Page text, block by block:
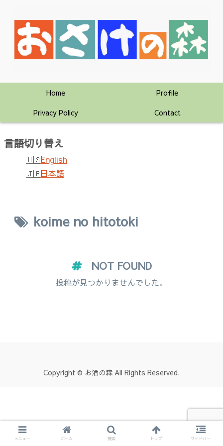
Home
Profile
Privacy Policy
Contact
言語切り替え
English
日本語
koime no hitotoki
NOT FOUND
投稿が見つかりませんでした。
Copyright © お酒の森 All Rights Reserved.
メニュー ホーム 検索 トップ サイドバー